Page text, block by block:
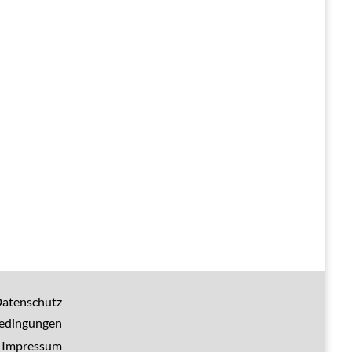
Impressum